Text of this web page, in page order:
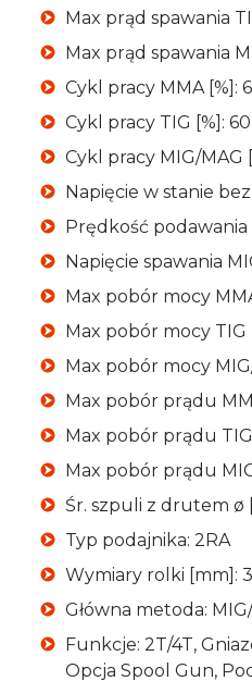
Max prąd spawania
Max prąd spawania
Cykl pracy MMA [%]:
Cykl pracy TIG [%]: 60
Cykl pracy MIG/MAG
Napięcie w stanie
Prędkość podawania
Napięcie spawania
Max pobór mocy
Max pobór mocy TIG
Max pobór mocy
Max pobór prądu
Max pobór prądu TIG
Max pobór prądu
Śr. szpuli z drutem ø
Typ podajnika: 2RA
Wymiary rolki [mm]:
Główna metoda:
Funkcje: 2T/4T,
Opcja Spool Gun,